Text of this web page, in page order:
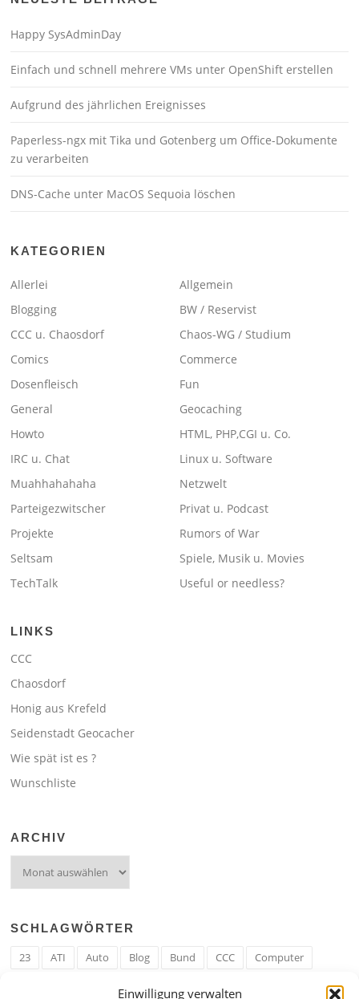
Einwilligung verwalten
Happy SysAdminDay
Einfach und schnell mehrere VMs unter OpenShift erstellen
Aufgrund des jährlichen Ereignisses
Paperless-ngx mit Tika und Gotenberg um Office-Dokumente
zu verarbeiten
DNS-Cache unter MacOS Sequoia löschen
KATEGORIEN
Allerlei
Allgemein
Blogging
BW / Reservist
CCC u. Chaosdorf
Chaos-WG / Studium
Comics
Commerce
Dosenfleisch
Fun
General
Geocaching
Howto
HTML, PHP,CGI u. Co.
IRC u. Chat
Linux u. Software
Muahhahahaha
Netzwelt
Parteigezwitscher
Privat u. Podcast
Projekte
Rumors of War
Seltsam
Spiele, Musik u. Movies
TechTalk
Useful or needless?
LINKS
CCC
Chaosdorf
Honig aus Krefeld
Seidenstadt Geocacher
Wie spät ist es ?
Wunschliste
ARCHIV
SCHLAGWÖRTER
23 ATI Auto Blog Bund CCC
Computer
Erwerbsregeln